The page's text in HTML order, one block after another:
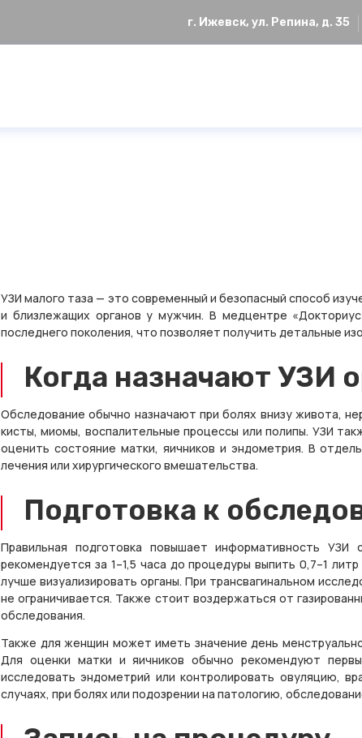
г. Ижевск, ул. Репина, д. 35
УЗИ малого таза — это современный и безопасный способ
и близлежащих органов у мужчин. В медцентре
последнего поколения, что позволяет получить детальные
Когда назначают УЗИ
Обследование обычно назначают при болях внизу живота,
кисты, миомы, воспалительные процессы или полипы. УЗИ
оценить состояние матки, яичников и эндометрия. В
лечения или хирургического вмешательства.
Подготовка к
Правильная подготовка повышает информативность
рекомендуется за 1–1,5 часа до процедуры выпить 0,7–1
лучше визуализировать органы. При трансвагинальном
не ограничивается. Также стоит воздержаться от
обследования.
Также для женщин может иметь значение день
Для оценки матки и яичников обычно рекомендуют
исследовать эндометрий или контролировать овуляцию,
случаях, при болях или подозрении на патологию,